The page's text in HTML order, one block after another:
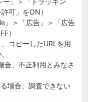
可」をON）
＞「広告」＞「広告
）
コピーしたURLを用
合、不正利用とみなさ
場合、調査できない